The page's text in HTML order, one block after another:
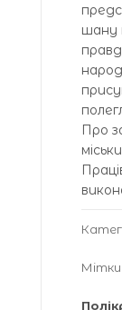
шану
Про
Мітки: